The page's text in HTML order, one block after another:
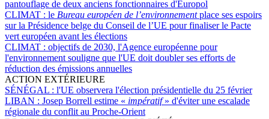
pantouflage de deux anciens fonctionnaires d'Europol
CLIMAT : le Bureau européen de l’environnementplace ses espoirs
sur la Présidence belge du Conseil de l’UE pour finaliser le Pacte
vert européen avant les élections
CLIMAT : objectifs de 2030, l'Agence européenne pour
l'environnement souligne que l'UE doit doubler ses efforts de
réduction des émissions annuelles
ACTION EXTÉRIEURE
SÉNÉGAL : l'UE observera l'élection présidentielle du 25 février
LIBAN : Josep Borrell estime « impératif» d'éviter une escalade
régionale du conflit au Proche-Orient